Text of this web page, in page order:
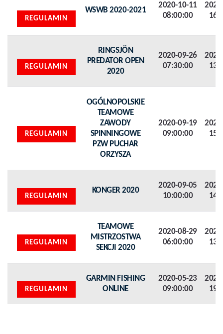
REGULAMIN
WSWB 2020-2021
2020-10-11
08:00:00
REGULAMIN
RINGSJÖN
PREDATOR OPEN
2020
2020-09-26
07:30:00
REGULAMIN
OGÓLNOPOLSKIE
TEAMOWE
ZAWODY
SPINNINGOWE
PZW PUCHAR
ORZYSZA
2020-09-19
09:00:00
REGULAMIN
KONGER 2020
2020-09-05
10:00:00
REGULAMIN
TEAMOWE
MISTRZOSTWA
SEKCJI 2020
2020-08-29
06:00:00
REGULAMIN
GARMIN FISHING
ONLINE
2020-05-23
09:00:00